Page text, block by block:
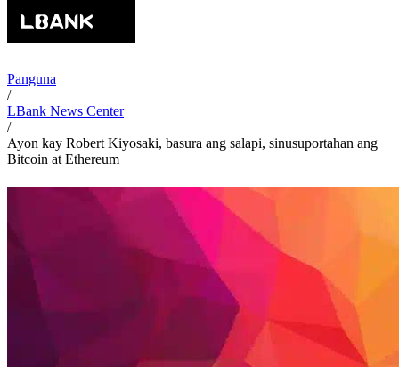
Panguna
/
LBank News Center
/
Ayon kay Robert Kiyosaki, basura ang salapi, sinusuportahan ang
Bitcoin at Ethereum